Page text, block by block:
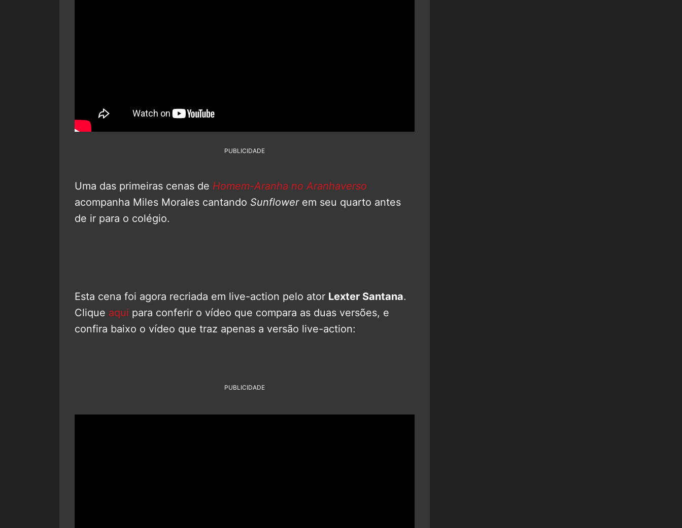
PUBLICIDADE
Uma das primeiras cenas de Homem-Aranha no Aranhaverso
acompanha Miles Morales cantando Sunflowerem seu quarto antes
de ir para o colégio.
Esta cena foi agora recriada em live-action pelo ator Lexter Santana.
Clique aqui para conferir o vídeo que compara as duas versões, e
confira baixo o vídeo que traz apenas a versão live-action:
PUBLICIDADE